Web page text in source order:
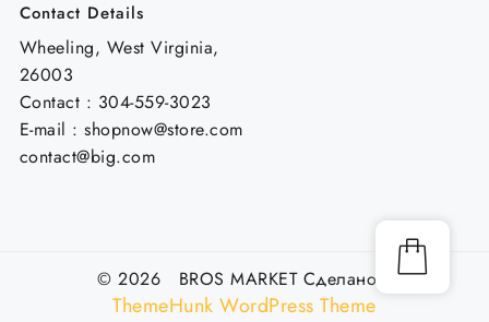
Contact Details
Wheeling, West Virginia,
26003
Contact : 304-559-3023
E-mail : shopnow@store.com
contact@big.com
© 2026 BROS MARKET Сделано с
ThemeHunk WordPress Theme